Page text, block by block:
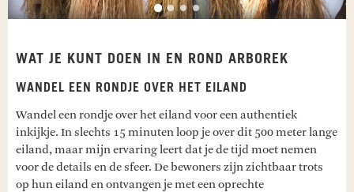
WAT JE KUNT DOEN IN EN ROND ARBOREK
WANDEL EEN RONDJE OVER HET EILAND
Wandel een rondje over het eiland voor een authentiek
inkijkje. In slechts 15 minuten loop je over dit 500 meter lange
eiland, maar mijn ervaring leert dat je de tijd moet nemen
voor de details en de sfeer. De bewoners zijn zichtbaar trots
op hun eiland en ontvangen je met een oprechte